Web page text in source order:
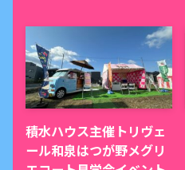
積水ハウス主催トリヴェ
ール和泉はつが野メグリ